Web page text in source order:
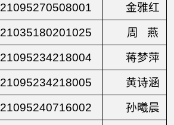
21095270508001
金雅红
21035180201025 周
燕
21095234218004
蒋梦萍
21095234218005
黄诗涵
21095240716002
孙曦晨